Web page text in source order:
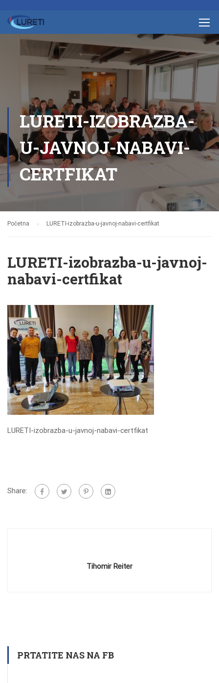
LURETI-IZOBRAZBA-
U-JAVNOJ-NABAVI-
CERTFIKAT
Početna LURETI-izobrazba-u-javnoj-nabavi-certfikat
LURETI-izobrazba-u-javnoj-
nabavi-certfikat
LURETI-izobrazba-u-javnoj-nabavi-certfikat
Share:
Tihomir Reiter
PRTATITE NAS NA FB